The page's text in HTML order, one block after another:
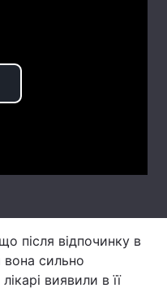
після відпочинку в
вона сильно
виявили в її